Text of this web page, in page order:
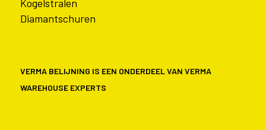
Kogelstralen
Diamantschuren
VERMA BELIJNING IS EEN ONDERDEEL VAN VERMA
WAREHOUSE EXPERTS